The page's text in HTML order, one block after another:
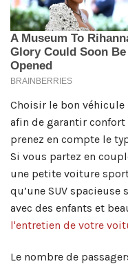
Choisir le bon véhicule
afin de garantir confort
prenez en compte le
Si vous partez en
une petite voiture
qu’une SUV
avec des enfants et
l'entretien de votre
Le nombre de